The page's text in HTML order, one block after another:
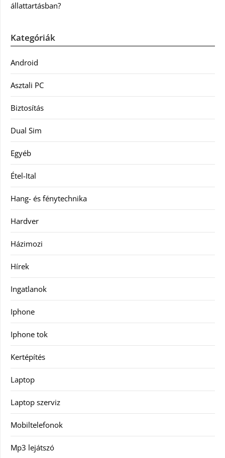
állattartásban?
Kategóriák
Android
Asztali PC
Biztosítás
Dual Sim
Egyéb
Étel-Ital
Hang- és fénytechnika
Hardver
Házimozi
Hírek
Ingatlanok
Iphone
Iphone tok
Kertépítés
Laptop
Laptop szerviz
Mobiltelefonok
Mp3 lejátszó